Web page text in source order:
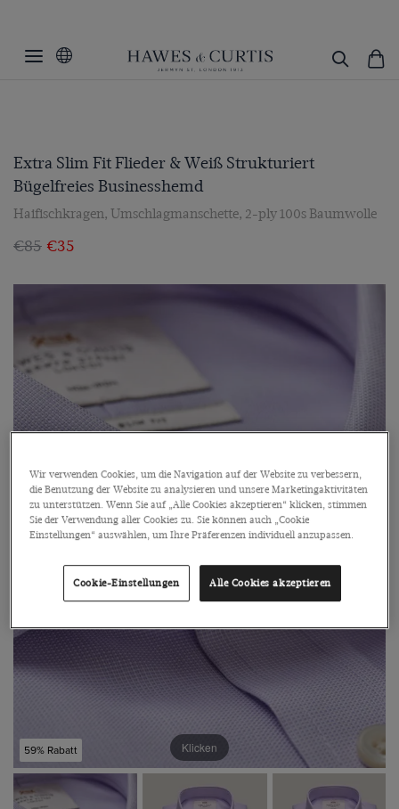
Extra Slim Fit Flieder & Weiß Strukturiert
Bügelfreies Businesshemd
Haifischkragen, Umschlagmanschette, 2-ply 100s Baumwolle
€85 €35
59% Rabatt Klicken
Wir verwenden Cookies, um die Navigation auf der Website zu verbessern,
die Benutzung der Website zu analysieren und unsere Marketingaktivitäten
zu unterstützen. Wenn Sie auf „Alle Cookies akzeptieren“ klicken, stimmen
Sie der Verwendung aller Cookies zu. Sie können auch „Cookie
Einstellungen“ auswählen, um Ihre Präferenzen individuell anzupassen.
Cookie-Einstellungen Alle Cookies akzeptieren